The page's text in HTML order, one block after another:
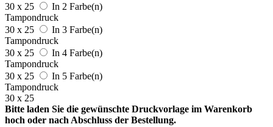
30 x 25
In 2 Farbe(n)
Tampondruck
30 x 25
In 3 Farbe(n)
Tampondruck
30 x 25
In 4 Farbe(n)
Tampondruck
30 x 25
In 5 Farbe(n)
Tampondruck
30 x 25
Bitte laden Sie die gewünschte Druckvorlage im Warenkorb
hoch oder nach Abschluss der Bestellung.